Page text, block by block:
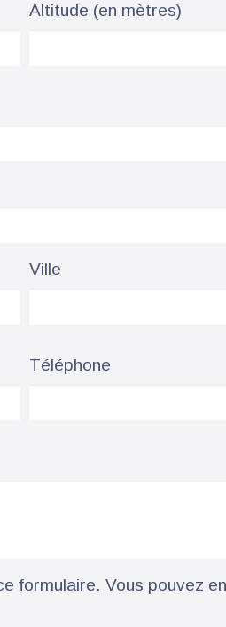
Altitude (en mètres)
Ville
Téléphone
Vous pouvez